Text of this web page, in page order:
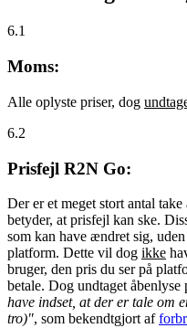
6.1
Moms:
Alle oplyste priser, dog
6.2
Prisfejl R2N Go:
Der er et meget stort antal
betyder, at prisfejl kan ske.
som kan have ændret sig,
platform. Dette vil dog ikke
bruger, den pris du ser på
betale. Dog undtaget åbenlyse
have indset, at der er tale om
tro)", som bekendtgjort af